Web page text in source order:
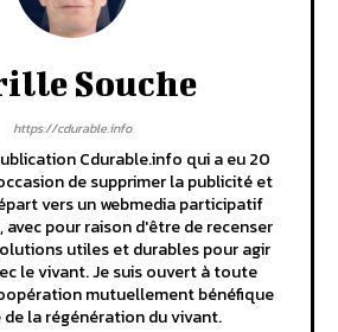
Souche
https://cdurable.info
Cdurable.info qui a eu 20
de supprimer la publicité et
vers un webmedia participatif
pour raison d'être de recenser
utiles et durables pour agir
le vivant. Je suis ouvert à toute
mutuellement bénéfique
de la régénération du vivant.